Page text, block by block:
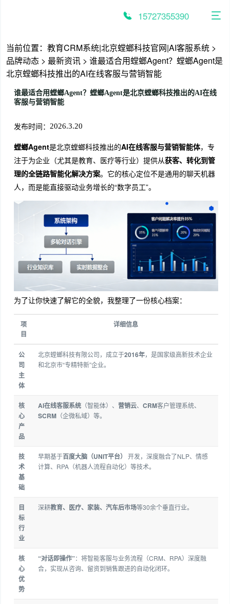
15727355390
当前位置： 教育CRM系统|北京螳螂科技官网|AI客服系统 >
品牌动态 > 最新资讯 > 谁最适合用螳螂Agent？螳螂Agent是
北京螳螂科技推出的AI在线客服与营销智能
谁最适合用螳螂Agent？螳螂Agent是北京螳螂科技推出的AI在线
客服与营销智能
发布时间： 2026.3.20
螳螂Agent是北京螳螂科技推出的AI在线客服与营销智能体，专
注于为企业（尤其是教育、医疗等行业）提供从获客、转化到管
理的全链路智能化解决方案。它的核心定位不是通用的聊天机器
人，而是能直接驱动业务增长的“数字员工”。
为了让你快速了解它的全貌，我整理了一份核心档案：
项
目
详细信息
公
司
主
体
北京螳螂科技有限公司，成立于2016年，是国家级高新技术企业
和北京市“专精特新”企业。
核
心
产
品
AI在线客服系统（智能体）、 营销云、 CRM客户管理系统、
SCRM（企微私域）等。
技
术
基
础
早期基于百度大脑（UNIT平台）
开发，深度融合了NLP、情感
计算、RPA（机器人流程自动化）等技术。
目
标
行
业
深耕教育、医疗、家装、汽车后市场等30余个垂直行业。
核
心
优
势
“对话即操作”：将智能客服与业务流程（CRM、RPA）深度融
合，实现从咨询、留资到销售跟进的自动化闭环。